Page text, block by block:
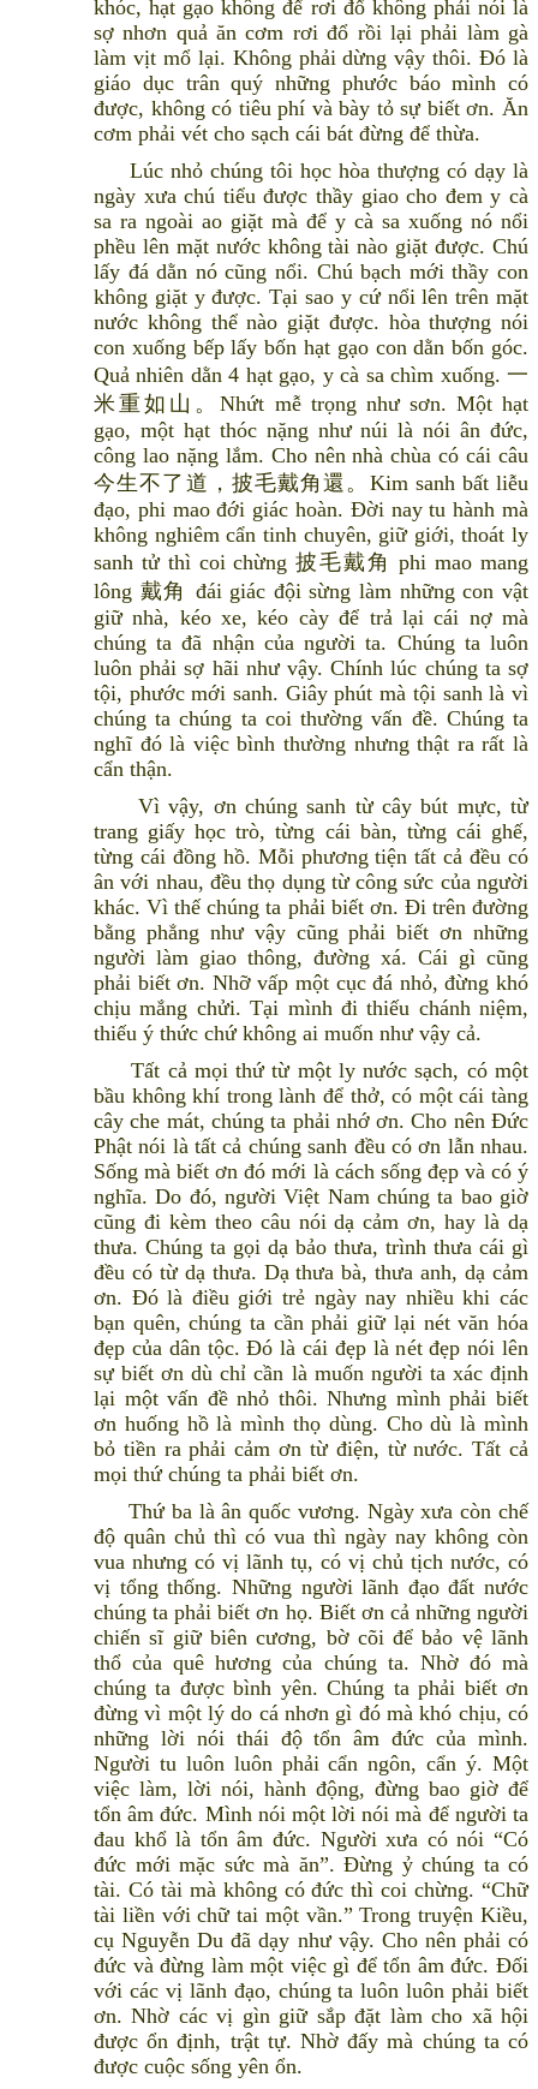
khóc, hạt gạo không để rơi đổ không phải nói là
sợ nhơn quả ăn cơm rơi đổ rồi lại phải làm gà
làm vịt mổ lại. Không phải dừng vậy thôi. Đó là
giáo dục trân quý những phước báo mình có
được, không có tiêu phí và bày tỏ sự biết ơn. Ăn
cơm phải vét cho sạch cái bát đừng để thừa.
Lúc nhỏ chúng tôi học hòa thượng có dạy là
ngày xưa chú tiểu được thầy giao cho đem y cà
sa ra ngoài ao giặt mà để y cà sa xuống nó nổi
phều lên mặt nước không tài nào giặt được. Chú
lấy đá dằn nó cũng nổi. Chú bạch mới thầy con
không giặt y được. Tại sao y cứ nổi lên trên mặt
nước không thể nào giặt được. hòa thượng nói
con xuống bếp lấy bốn hạt gạo con dằn bốn góc.
Quả nhiên dằn 4 hạt gạo, y cà sa chìm xuống. 一
米重如山。Nhứt mễ trọng như sơn. Một hạt
gạo, một hạt thóc nặng như núi là nói ân đức,
công lao nặng lắm. Cho nên nhà chùa có cái câu
今生不了道，披毛戴角還。Kim sanh bất liễu
đạo, phi mao đới giác hoàn. Đời nay tu hành mà
không nghiêm cẩn tinh chuyên, giữ giới, thoát ly
sanh tử thì coi chừng 披毛戴角 phi mao mang
lông 戴角 đái giác đội sừng làm những con vật
giữ nhà, kéo xe, kéo cày để trả lại cái nợ mà
chúng ta đã nhận của người ta. Chúng ta luôn
luôn phải sợ hãi như vậy. Chính lúc chúng ta sợ
tội, phước mới sanh. Giây phút mà tội sanh là vì
chúng ta chúng ta coi thường vấn đề. Chúng ta
nghĩ đó là việc bình thường nhưng thật ra rất là
cẩn thận.
Vì vậy, ơn chúng sanh từ cây bút mực, từ
trang giấy học trò, từng cái bàn, từng cái ghế,
từng cái đồng hồ. Mỗi phương tiện tất cả đều có
ân với nhau, đều thọ dụng từ công sức của người
khác. Vì thế chúng ta phải biết ơn. Đi trên đường
bằng phẳng như vậy cũng phải biết ơn những
người làm giao thông, đường xá. Cái gì cũng
phải biết ơn. Nhỡ vấp một cục đá nhỏ, đừng khó
chịu mắng chửi. Tại mình đi thiếu chánh niệm,
thiếu ý thức chứ không ai muốn như vậy cả.
Tất cả mọi thứ từ một ly nước sạch, có một
bầu không khí trong lành để thở, có một cái tàng
cây che mát, chúng ta phải nhớ ơn. Cho nên Đức
Phật nói là tất cả chúng sanh đều có ơn lẫn nhau.
Sống mà biết ơn đó mới là cách sống đẹp và có ý
nghĩa. Do đó, người Việt Nam chúng ta bao giờ
cũng đi kèm theo câu nói dạ cảm ơn, hay là dạ
thưa. Chúng ta gọi dạ bảo thưa, trình thưa cái gì
đều có từ dạ thưa. Dạ thưa bà, thưa anh, dạ cảm
ơn. Đó là điều giới trẻ ngày nay nhiều khi các
bạn quên, chúng ta cần phải giữ lại nét văn hóa
đẹp của dân tộc. Đó là cái đẹp là nét đẹp nói lên
sự biết ơn dù chỉ cần là muốn người ta xác định
lại một vấn đề nhỏ thôi. Nhưng mình phải biết
ơn huống hồ là mình thọ dùng. Cho dù là mình
bỏ tiền ra phải cảm ơn từ điện, từ nước. Tất cả
mọi thứ chúng ta phải biết ơn.
Thứ ba là ân quốc vương. Ngày xưa còn chế
độ quân chủ thì có vua thì ngày nay không còn
vua nhưng có vị lãnh tụ, có vị chủ tịch nước, có
vị tổng thống. Những người lãnh đạo đất nước
chúng ta phải biết ơn họ. Biết ơn cả những người
chiến sĩ giữ biên cương, bờ cõi để bảo vệ lãnh
thổ của quê hương của chúng ta. Nhờ đó mà
chúng ta được bình yên. Chúng ta phải biết ơn
đừng vì một lý do cá nhơn gì đó mà khó chịu, có
những lời nói thái độ tổn âm đức của mình.
Người tu luôn luôn phải cẩn ngôn, cẩn ý. Một
việc làm, lời nói, hành động, đừng bao giờ để
tổn âm đức. Mình nói một lời nói mà để người ta
đau khổ là tổn âm đức. Người xưa có nói “Có
đức mới mặc sức mà ăn”. Đừng ỷ chúng ta có
tài. Có tài mà không có đức thì coi chừng. “Chữ
tài liền với chữ tai một vần.” Trong truyện Kiều,
cụ Nguyễn Du đã dạy như vậy. Cho nên phải có
đức và đừng làm một việc gì để tổn âm đức. Đối
với các vị lãnh đạo, chúng ta luôn luôn phải biết
ơn. Nhờ các vị gìn giữ sắp đặt làm cho xã hội
được ổn định, trật tự. Nhờ đấy mà chúng ta có
được cuộc sống yên ổn.